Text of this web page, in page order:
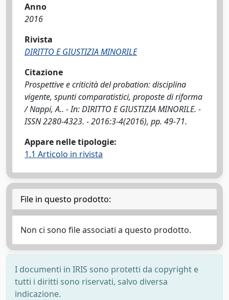
Anno
2016
Rivista
DIRITTO E GIUSTIZIA MINORILE
Citazione
Prospettive e criticità del probation: disciplina
vigente, spunti comparatistici, proposte di riforma
/ Nappi, A.. - In: DIRITTO E GIUSTIZIA MINORILE. -
ISSN 2280-4323. - 2016:3-4(2016), pp. 49-71.
Appare nelle tipologie:
1.1 Articolo in rivista
File in questo prodotto:
Non ci sono file associati a questo prodotto.
I documenti in IRIS sono protetti da copyright e
tutti i diritti sono riservati, salvo diversa
indicazione.